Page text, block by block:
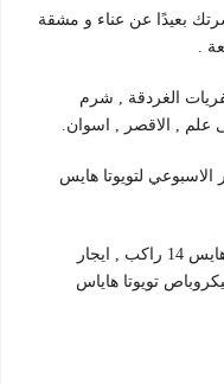
بعيدًا عن عناء و مشقة
.
الغردقة , شرم
علم , الاقصر , اسوان.
على الايجار الاسبوعي لتويوتا هايس
ايجار تويوتا هايس , ايجار سيارات تويوتا هايس 14 راكب , ايجار
تويوتا هاياس